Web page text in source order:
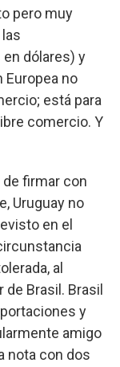
pero muy
dólares) y
Europea no
está para
comercio. Y
firmar con
Uruguay no
en el
al
Brasil. Brasil
y
amigo
nota con dos